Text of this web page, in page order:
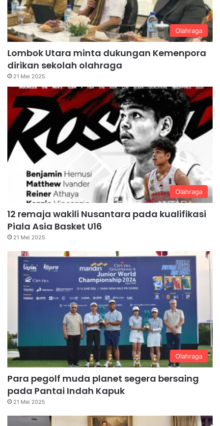
Olahraga
Lombok Utara minta dukungan Kemenpora
dirikan sekolah olahraga
21 Mei 2025
Olahraga
12 remaja wakili Nusantara pada kualifikasi
Piala Asia Basket U16
21 Mei 2025
Olahraga
Para pegolf muda planet segera bersaing
pada Pantai Indah Kapuk
21 Mei 2025